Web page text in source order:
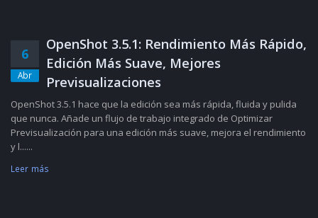
6
Abr
OpenShot 3.5.1: Rendimiento Más Rápido,
Edición Más Suave, Mejores
Previsualizaciones
OpenShot 3.5.1 hace que la edición sea más rápida, fluida y pulida
que nunca. Añade un flujo de trabajo integrado de Optimizar
Previsualización para una edición más suave, mejora el rendimiento
y l......
Leer más